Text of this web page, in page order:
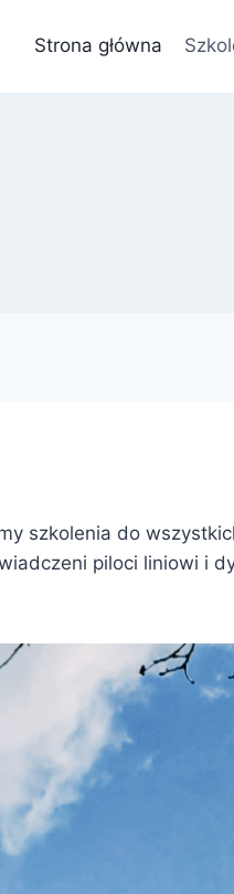
Strona główna
szkolenia do
piloci liniowi i